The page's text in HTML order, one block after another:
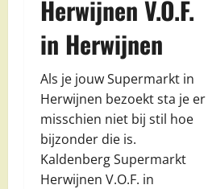
Herwijnen V.O.F.
in Herwijnen
Als je jouw Supermarkt in
Herwijnen bezoekt sta je er
misschien niet bij stil hoe
bijzonder die is.
Kaldenberg Supermarkt
Herwijnen V.O.F. in